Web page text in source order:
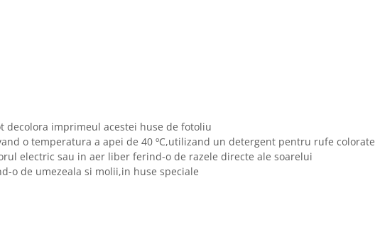
imprimeul acestei huse de fotoliu
o temperatura a apei de 40 ºC,utilizand un detergent pentru rufe colorate
electric sau in aer liber ferind-o de razele directe ale soarelui
o de umezeala si molii,in huse speciale